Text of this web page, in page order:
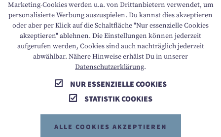
T +43 6136 8888 E info@dachsteinkoenig.at
A Am Hornspitz 1, 4824 Gosau, AT
Marketing-Cookies werden u.a. von Drittanbietern verwendet, um
personalisierte Werbung auszuspielen. Du kannst dies akzeptieren
oder aber per Klick auf die Schaltfläche "Nur essenzielle Cookies
akzeptieren" ablehnen. Die Einstellungen können jederzeit
aufgerufen werden, Cookies sind auch nachträglich jederzeit
abwählbar. Nähere Hinweise erhälst Du in unserer
Datenschutzerklärung.
NUR ESSENZIELLE COOKIES
STATISTIK COOKIES
ALLE COOKIES AKZEPTIEREN